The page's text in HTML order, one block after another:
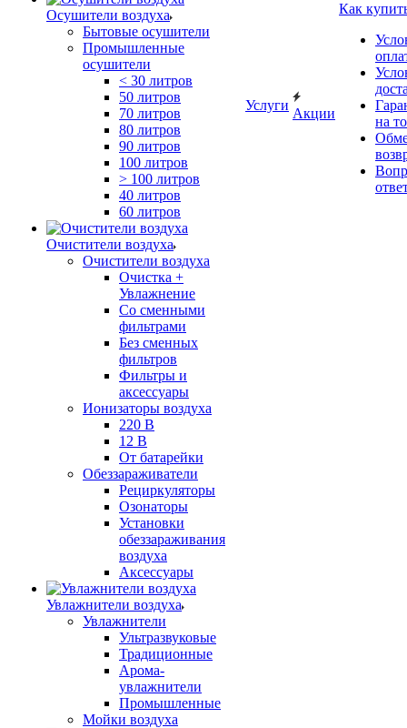
Осушители воздуха
Бытовые осушители
Промышленные
осушители
< 30 литров
50 литров
70 литров
80 литров
90 литров
100 литров
> 100 литров
40 литров
60 литров
Очистители воздуха
Очистители воздуха
Очистка +
Увлажнение
Cо сменными
фильтрами
Без сменных
фильтров
Фильтры и
аксессуары
Ионизаторы воздуха
220 В
12 В
От батарейки
Обеззараживатели
Рециркуляторы
Озонаторы
Установки
обеззараживания
воздуха
Аксессуары
Увлажнители воздуха
Увлажнители
Ультразвуковые
Традиционные
Арома-
увлажнители
Промышленные
Мойки воздуха
Услуги
Акции
Как
на